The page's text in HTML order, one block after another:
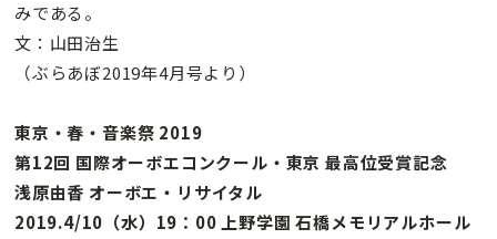
みである。
文：山田治生
（ぶらあぼ2019年4月号より）
東京・春・音楽祭 2019
第12回 国際オーボエコンクール・東京 最高位受賞記念
浅原由香 オーボエ・リサイタル
2019.4/10（水）19：00 上野学園 石橋メモリアルホール